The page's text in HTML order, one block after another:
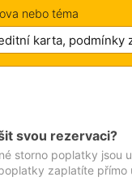
nebo téma
svou rezervaci?
storno poplatky jsou
zaplatíte přímo